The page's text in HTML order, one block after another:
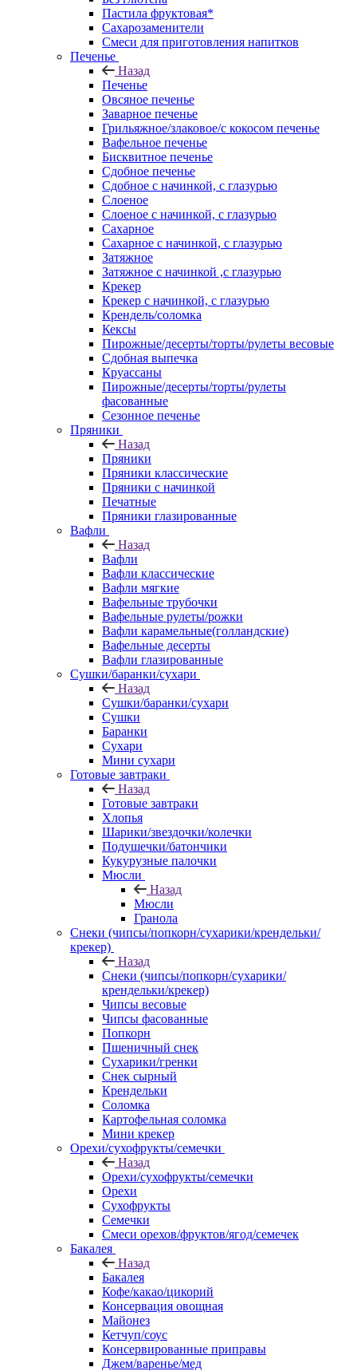
Пастила фруктовая*
Сахарозаменители
Смеси для приготовления напитков
Печенье
Назад
Печенье
Овсяное печенье
Заварное печенье
Грильяжное/злаковое/с кокосом печенье
Вафельное печенье
Бисквитное печенье
Сдобное печенье
Сдобное с начинкой, с глазурью
Слоеное
Слоеное с начинкой, с глазурью
Сахарное
Сахарное с начинкой, с глазурью
Затяжное
Затяжное с начинкой ,с глазурью
Крекер
Крекер с начинкой, с глазурью
Крендель/соломка
Кексы
Пирожные/десерты/торты/рулеты весовые
Сдобная выпечка
Круассаны
Пирожные/десерты/торты/рулеты
фасованные
Сезонное печенье
Пряники
Назад
Пряники
Пряники классические
Пряники с начинкой
Печатные
Пряники глазированные
Вафли
Назад
Вафли
Вафли классические
Вафли мягкие
Вафельные трубочки
Вафельные рулеты/рожки
Вафли карамельные(голландские)
Вафельные десерты
Вафли глазированные
Сушки/баранки/сухари
Назад
Сушки/баранки/сухари
Сушки
Баранки
Сухари
Мини сухари
Готовые завтраки
Назад
Готовые завтраки
Хлопья
Шарики/звездочки/колечки
Подушечки/батончики
Кукурузные палочки
Мюсли
Назад
Мюсли
Гранола
Снеки (чипсы/попкорн/сухарики/крендельки/
крекер)
Назад
Снеки (чипсы/попкорн/сухарики/
крендельки/крекер)
Чипсы весовые
Чипсы фасованные
Попкорн
Пшеничный снек
Сухарики/гренки
Снек сырный
Крендельки
Соломка
Картофельная соломка
Мини крекер
Орехи/сухофрукты/семечки
Назад
Орехи/сухофрукты/семечки
Орехи
Сухофрукты
Семечки
Смеси орехов/фруктов/ягод/семечек
Бакалея
Назад
Бакалея
Кофе/какао/цикорий
Консервация овощная
Майонез
Кетчуп/соус
Консервированные приправы
Джем/варенье/мед